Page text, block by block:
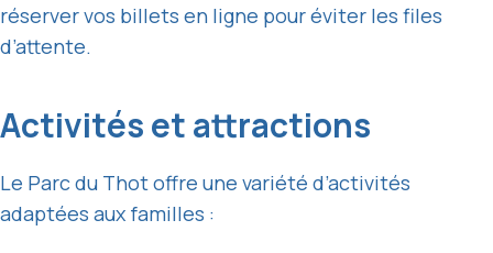
réserver vos billets en ligne pour éviter les files
d’attente.
Activités et attractions
Le Parc du Thot offre une variété d’activités
adaptées aux familles :